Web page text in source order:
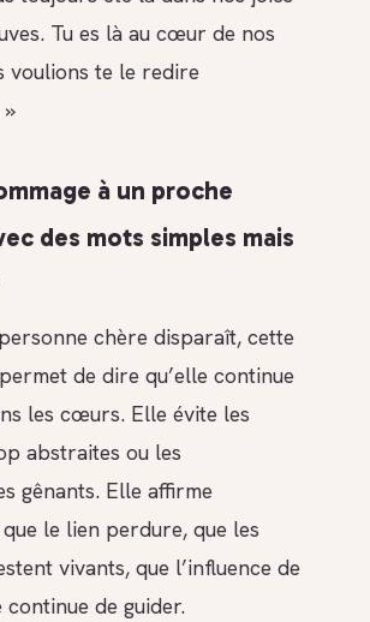
Tu es là au cœur de nos
voulions te le redire
à un proche
des mots simples mais
chère disparaît, cette
de dire qu’elle continue
les cœurs. Elle évite les
abstraites ou les
gênants. Elle affirme
le lien perdure, que les
vivants, que l’influence de
de guider.